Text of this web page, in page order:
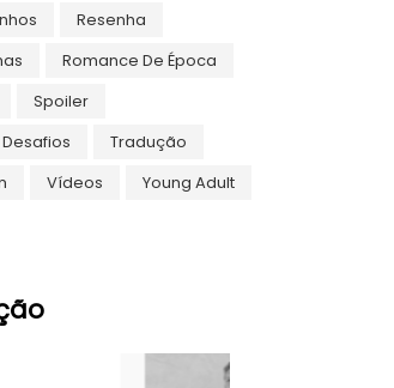
Resenha
Romance De Época
Spoiler
Tradução
Vídeos Young Adult